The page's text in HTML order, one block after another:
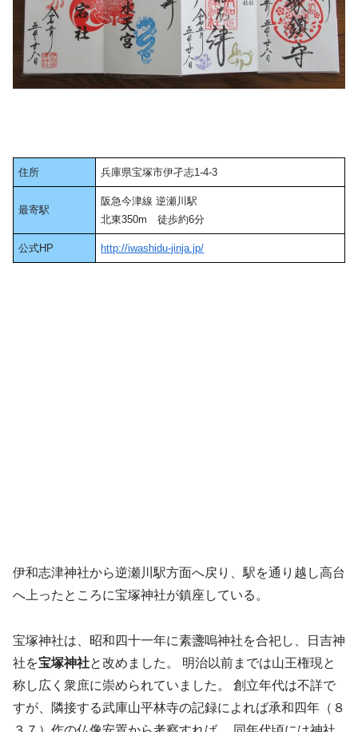
住所 兵庫県宝塚市伊孑志1-4-3
最寄駅
阪急今津線 逆瀬川駅
北東350m 徒歩約6分
公式HP http://iwashidu-jinja.jp/
伊和志津神社から逆瀬川駅方面へ戻り、駅を通り越し高台
へ上ったところに宝塚神社が鎮座している。
宝塚神社は、昭和四十一年に素盞嗚神社を合祀し、日吉神
社を宝塚神社と改めました。 明治以前までは山王権現と
称し広く衆庶に崇められていました。 創立年代は不詳で
すが、隣接する武庫山平林寺の記録によれば承和四年（８